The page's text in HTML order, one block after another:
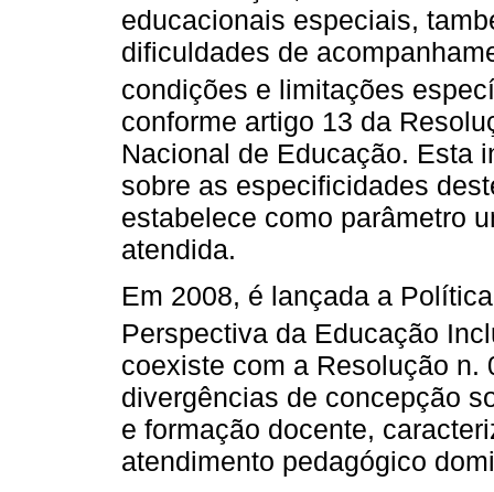
educacionais especiais,
dificuldades de
condições e limitações
conforme artigo 13 da
Nacional de Educação. Esta
sobre as especificidades
estabelece como parâmetro
atendida.
Em 2008, é lançada a
Perspectiva da Educação
coexiste com a Resolução n.
divergências de concepção
e formação docente,
atendimento pedagógico